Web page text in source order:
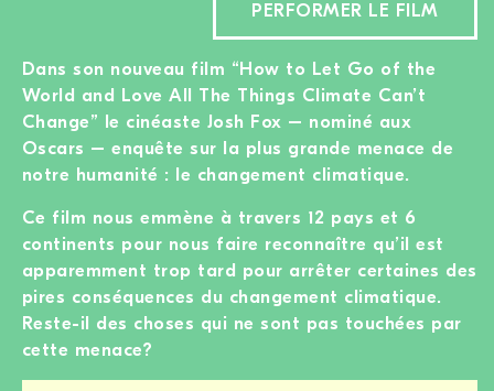
PERFORMER LE FILM
Dans son nouveau film “How to Let Go of the
World and Love All The Things Climate Can’t
Change” le cinéaste Josh Fox – nominé aux
Oscars – enquête sur la plus grande menace de
notre humanité : le changement climatique.
Ce film nous emmène à travers 12 pays et 6
continents pour nous faire reconnaître qu’il est
apparemment trop tard pour arrêter certaines des
pires conséquences du changement climatique.
Reste-il des choses qui ne sont pas touchées par
cette menace?